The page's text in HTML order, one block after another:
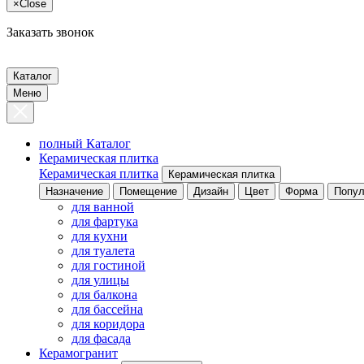
×Close
Заказать звонок
Каталог
Меню
полный Каталог
Керамическая плитка
Керамическая плитка
Керамическая плитка
Назначение
Помещение Дизайн Цвет Форма
для ванной
для фартука
для кухни
для туалета
для гостиной
для улицы
для балкона
для бассейна
для коридора
для фасада
Керамогранит